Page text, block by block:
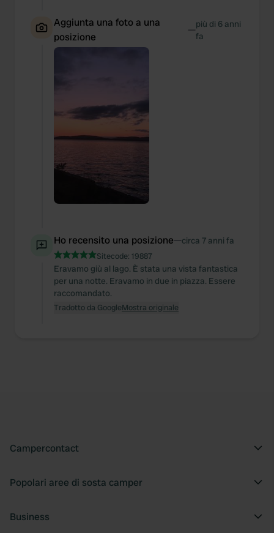
Aggiunta una foto a una
posizione
—più di 6 anni
fa
Ho recensito una posizione—circa 7 anni fa
Sitecode: 19887
Eravamo giù al lago. È stata una vista fantastica
per una notte. Eravamo in due in piazza. Essere
raccomandato.
Tradotto da GoogleMostra originale
Campercontact
Popolari aree di sosta camper
Business